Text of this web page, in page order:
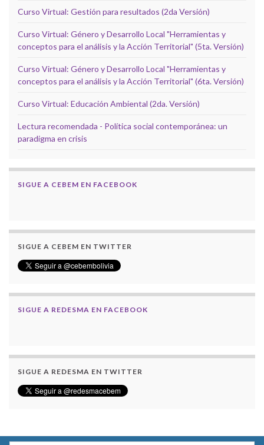
Curso Virtual: Gestión para resultados (2da Versión)
Curso Virtual: Género y Desarrollo Local "Herramientas y
conceptos para el análisis y la Acción Territorial" (5ta. Versión)
Curso Virtual: Género y Desarrollo Local "Herramientas y
conceptos para el análisis y la Acción Territorial" (6ta. Versión)
Curso Virtual: Educación Ambiental (2da. Versión)
Lectura recomendada - Política social contemporánea: un
paradigma en crisis
SIGUE A CEBEM EN FACEBOOK
SIGUE A CEBEM EN TWITTER
SIGUE A REDESMA EN FACEBOOK
SIGUE A REDESMA EN TWITTER